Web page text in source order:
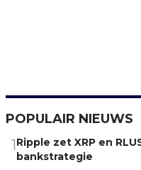
POPULAIR NIEUWS
1Ripple zet XRP en
bankstrategie